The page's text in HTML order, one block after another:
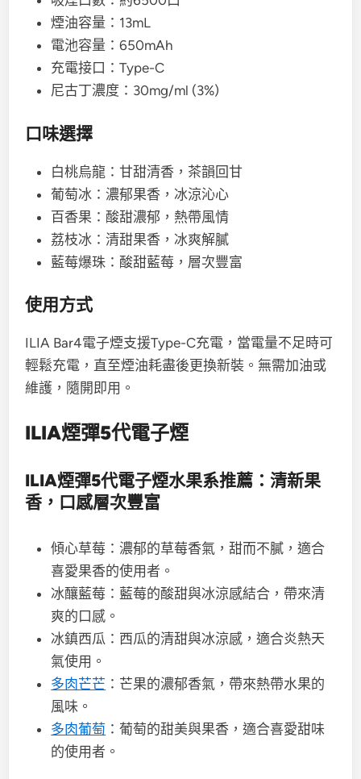
煙油容量：13mL
電池容量：650mAh
充電接口：Type-C
尼古丁濃度：30mg/ml (3%)
口味選擇
白桃烏龍：甘甜清香，茶韻回甘
葡萄冰：濃郁果香，冰涼沁心
百香果：酸甜濃郁，熱帶風情
荔枝冰：清甜果香，冰爽解膩
藍莓爆珠：酸甜藍莓，層次豐富
使用方式
ILIA Bar4電子煙支援Type-C充電，當電量不足時可
輕鬆充電，直至煙油耗盡後更換新裝。無需加油或
維護，隨開即用。
ILIA煙彈5代電子煙
ILIA煙彈5代電子煙水果系推薦：清新果
香，口感層次豐富
傾心草莓：濃郁的草莓香氣，甜而不膩，適合
喜愛果香的使用者。
冰釀藍莓：藍莓的酸甜與冰涼感結合，帶來清
爽的口感。
冰鎮西瓜：西瓜的清甜與冰涼感，適合炎熱天
氣使用。
多肉芒芒 ：芒果的濃郁香氣，帶來熱帶水果的
風味。
多肉葡萄 ：葡萄的甜美與果香，適合喜愛甜味
的使用者。